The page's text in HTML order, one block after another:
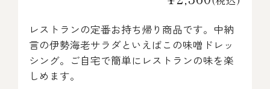
レストランの定番お持ち帰り商品です。中納
言の伊勢海老サラダといえばこの味噌ドレッ
シング。ご自宅で簡単にレストランの味を楽
しめます。